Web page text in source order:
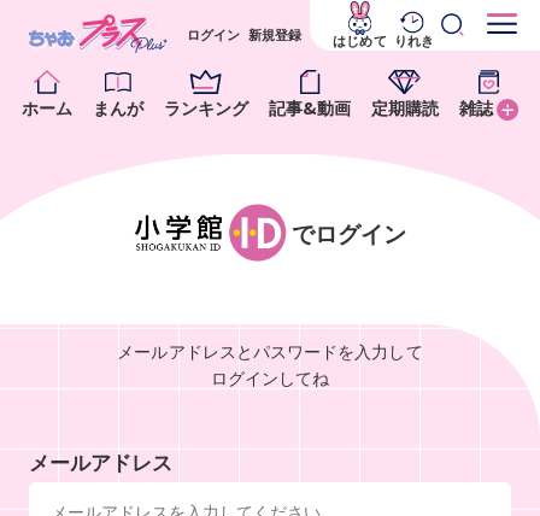
ホーム まんが ランキング 記事&動画 定期購読 雑誌
ログイン 新規登録 はじめて りれき
でログイン
メールアドレスとパスワードを入力して
ログインしてね
メールアドレス